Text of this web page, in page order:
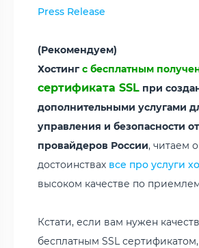
Press Release
(Рекомендуем)
Хостинг с бесплатным
сертификата SSL при
дополнительными услугами
управления и безопасности
провайдеров России, читаем о
достоинствах все про услуги
высоком качестве по
Кстати, если вам нужен
бесплатным SSL